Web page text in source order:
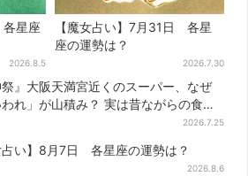
星座
2026.8.5
【魔女占い】7月31日 各星
座の運勢は？
2026.7.30
祭』大阪天満宮近くのスーパー、なぜ
われ」が山積み？ 実は昔ながらの食文
2026.7.25
占い】8月7日 各星座の運勢は？
2026.8.6